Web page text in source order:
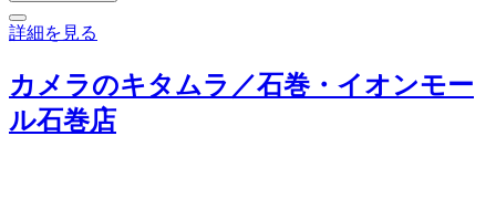
詳細を見る
カメラのキタムラ／石巻・イオンモー
ル石巻店